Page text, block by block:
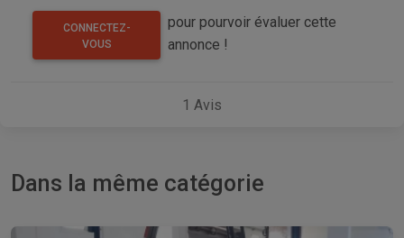
CONNECTEZ-
VOUS
pour pourvoir évaluer cette
annonce !
1 Avis
Dans la même catégorie